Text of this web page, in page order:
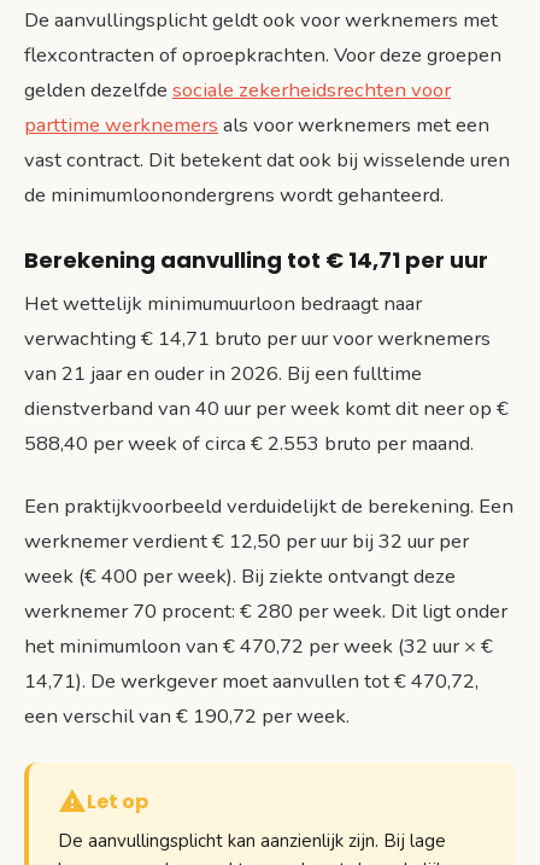
De aanvullingsplicht geldt ook voor werknemers met
flexcontracten of oproepkrachten. Voor deze groepen
gelden dezelfde sociale zekerheidsrechten voor
parttime werknemers als voor werknemers met een
vast contract. Dit betekent dat ook bij wisselende uren
de minimumloonondergrens wordt gehanteerd.
Berekening aanvulling tot € 14,71 per uur
Het wettelijk minimumuurloon bedraagt naar
verwachting € 14,71 bruto per uur voor werknemers
van 21 jaar en ouder in 2026. Bij een fulltime
dienstverband van 40 uur per week komt dit neer op €
588,40 per week of circa € 2.553 bruto per maand.
Een praktijkvoorbeeld verduidelijkt de berekening. Een
werknemer verdient € 12,50 per uur bij 32 uur per
week (€ 400 per week). Bij ziekte ontvangt deze
werknemer 70 procent: € 280 per week. Dit ligt onder
het minimumloon van € 470,72 per week (32 uur × €
14,71). De werkgever moet aanvullen tot € 470,72,
een verschil van € 190,72 per week.
Let op
De aanvullingsplicht kan aanzienlijk zijn. Bij lage